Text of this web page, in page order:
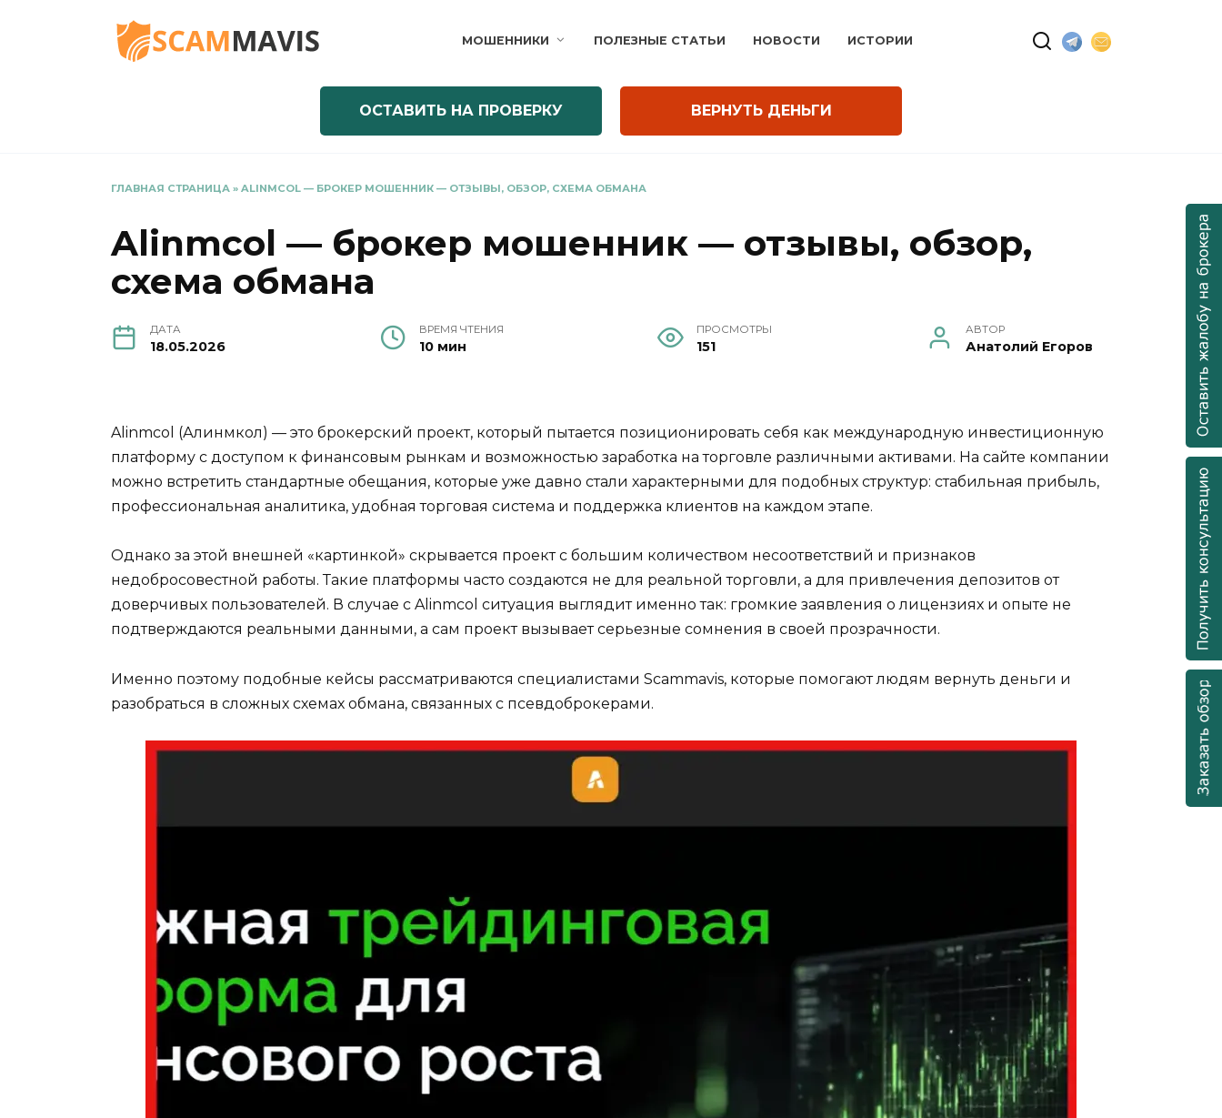
МОШЕННИКИ ПОЛЕЗНЫЕ СТАТЬИ НОВОСТИ ИСТОРИИ
ОСТАВИТЬ НА ПРОВЕРКУ ВЕРНУТЬ ДЕНЬГИ
ГЛАВНАЯ СТРАНИЦА » ALINMCOL — БРОКЕР МОШЕННИК — ОТЗЫВЫ, ОБЗОР, СХЕМА ОБМАНА
Alinmcol — брокер мошенник — отзывы, обзор,
схема обмана
ДАТА
18.05.2026
ВРЕМЯ ЧТЕНИЯ
10 мин
ПРОСМОТРЫ
151
АВТОР
Анатолий Егоров
Alinmcol (Алинмкол) — это брокерский проект, который пытается позиционировать себя как международную инвестиционную
платформу с доступом к финансовым рынкам и возможностью заработка на торговле различными активами. На сайте компании
можно встретить стандартные обещания, которые уже давно стали характерными для подобных структур: стабильная прибыль,
профессиональная аналитика, удобная торговая система и поддержка клиентов на каждом этапе.
Однако за этой внешней «картинкой» скрывается проект с большим количеством несоответствий и признаков
недобросовестной работы. Такие платформы часто создаются не для реальной торговли, а для привлечения депозитов от
доверчивых пользователей. В случае с Alinmcol ситуация выглядит именно так: громкие заявления о лицензиях и опыте не
подтверждаются реальными данными, а сам проект вызывает серьезные сомнения в своей прозрачности.
Именно поэтому подобные кейсы рассматриваются специалистами Scammavis, которые помогают людям вернуть деньги и
разобраться в сложных схемах обмана, связанных с псевдоброкерами.